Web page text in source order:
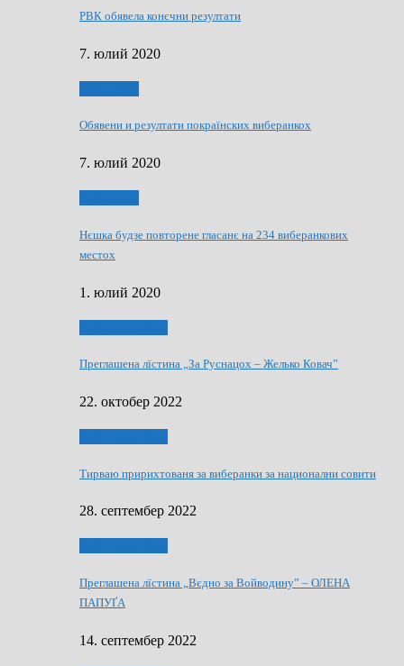
РВК обявела конєчни резултати
7. юлий 2020
Обявени и резултати покраїнских виберанкох
7. юлий 2020
Нєшка будзе повторене гласанє на 234 виберанкових
местох
1. юлий 2020
Преглашена лїстина „За Руснацох – Желько Ковач”
22. октобер 2022
Тирваю пририхтованя за виберанки за национални совити
28. септембер 2022
Преглашена лїстина „Вєдно за Войводину” – ОЛЕНА
ПАПУҐА
14. септембер 2022